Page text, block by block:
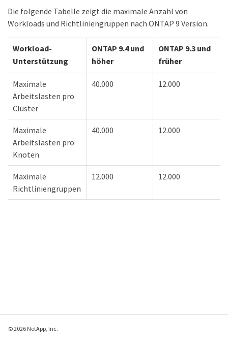
Die folgende Tabelle zeigt die maximale Anzahl von
Workloads und Richtliniengruppen nach ONTAP 9 Version.
Workload-
Unterstützung
ONTAP 9.4 und
höher
ONTAP 9.3 und
früher
Maximale
Arbeitslasten pro
Cluster
40.000 12.000
Maximale
Arbeitslasten pro
Knoten
40.000 12.000
Maximale
Richtliniengruppen
12.000 12.000
© 2026 NetApp, Inc.